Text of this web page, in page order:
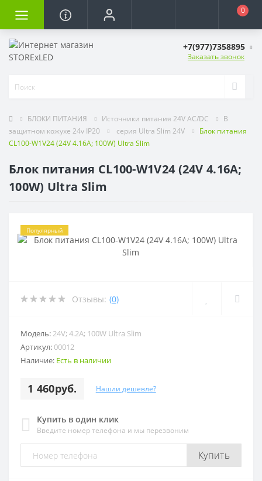
0
+7(977)7358895
Заказать звонок
БЛОКИ ПИТАНИЯ Источники питания 24V AC/DC
В
защитном кожухе 24v IP20
серия Ultra Slim 24V
Блок питания
CL100-W1V24 (24V 4.16A; 100W) Ultra Slim
Блок питания CL100-W1V24 (24V 4.16A;
100W) Ultra Slim
Популярный
Отзывы: (0)
Модель:24V; 4.2A; 100W Ultra Slim
Артикул:00012
Наличие: Есть в наличии
1 460руб. Нашли дешевле?
Купить в один клик
Введите номер телефона и мы перезвоним
Купить